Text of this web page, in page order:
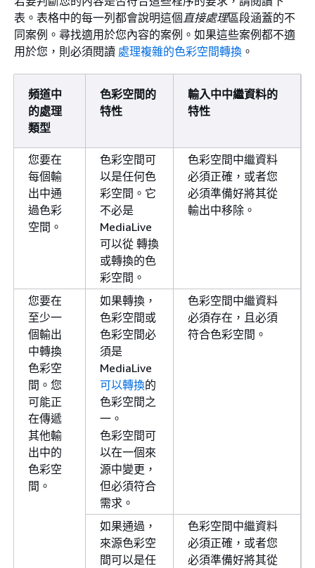
表。表格中的每一列都會說明這個 直接處理區段涵蓋的不
同案例。尋找適用於您內容的案例。如果這些案例都不適
用於您，則必須閱讀 處理複雜的色彩空間轉換 。
頻道中
的處理
類型
色彩空間的
特性
輸入中中繼資料的
特性
您要在
每個輸
出中通
過色彩
空間。
色彩空間可
以是任何色
彩空間。它
不必是
MediaLive
可以從 轉換
或轉換的色
彩空間。
色彩空間中繼資料
必須正確，或者您
必須準備好將其從
輸出中移除。
您要在
至少一
個輸出
中轉換
色彩空
間。您
可能正
在傳遞
其他輸
出中的
色彩空
間。
如果轉換，
色彩空間或
色彩空間必
須是
MediaLive
可以轉換的
色彩空間之
一。
色彩空間可
以在一個來
源中變更，
但必須符合
需求。
色彩空間中繼資料
必須存在，且必須
符合色彩空間。
如果通過，
來源色彩空
間可以是任
色彩空間中繼資料
必須正確，或者您
必須準備好將其從